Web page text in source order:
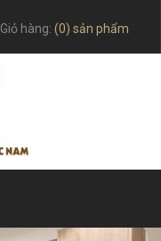
Giỏ hàng: (0) sản phẩm